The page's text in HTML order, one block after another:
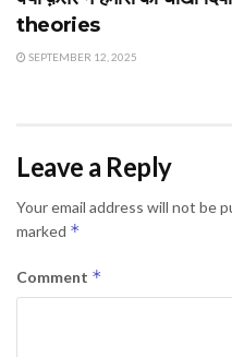
theories
SEPTEMBER 12, 2025
Leave a Reply
Your email address will not be
marked *
Comment *